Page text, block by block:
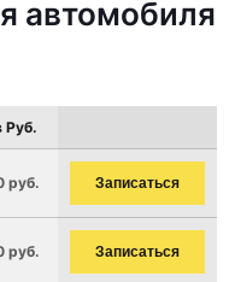
автомобиля
Руб.
руб. Записаться
руб. Записаться